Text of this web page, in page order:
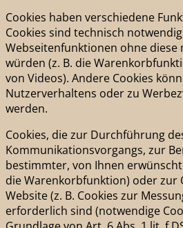
Cookies haben verschiedene
Cookies sind technisch
Webseitenfunktionen ohne
würden (z. B. die
von Videos). Andere Cookies
Nutzerverhaltens oder zu
werden.
Cookies, die zur Durchführung
Kommunikationsvorgangs, zur
bestimmter, von Ihnen
die Warenkorbfunktion) oder zur
Website (z. B. Cookies zur
erforderlich sind (notwendige